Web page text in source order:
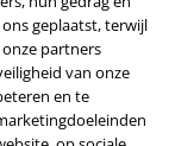
geplaatst, terwijl
partners
van onze
en te